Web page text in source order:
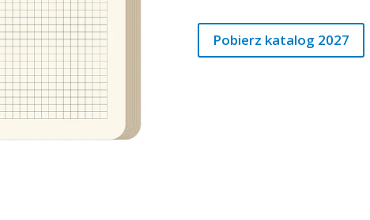
Pobierz katalog 2027